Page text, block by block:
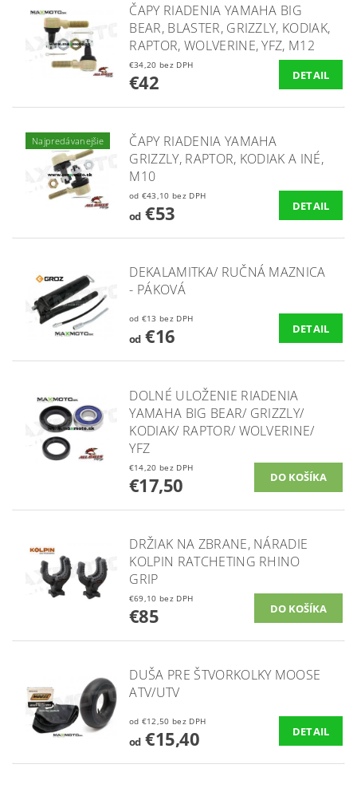
ČAPY RIADENIA YAMAHA BIG
BEAR, BLASTER, GRIZZLY, KODIAK,
RAPTOR, WOLVERINE, YFZ, M12
€34,20 bez DPH
€42 DETAIL
Najpredávanejšie
ČAPY RIADENIA YAMAHA
GRIZZLY, RAPTOR, KODIAK A INÉ,
M10
od €43,10 bez DPH
od€53 DETAIL
DEKALAMITKA/ RUČNÁ MAZNICA
- PÁKOVÁ
od €13 bez DPH
od€16 DETAIL
DOLNÉ ULOŽENIE RIADENIA
YAMAHA BIG BEAR/ GRIZZLY/
KODIAK/ RAPTOR/ WOLVERINE/
YFZ
€14,20 bez DPH
€17,50
DRŽIAK NA ZBRANE, NÁRADIE
KOLPIN RATCHETING RHINO
GRIP
€69,10 bez DPH
€85
DUŠA PRE ŠTVORKOLKY MOOSE
ATV/UTV
od €12,50 bez DPH
od€15,40 DETAIL